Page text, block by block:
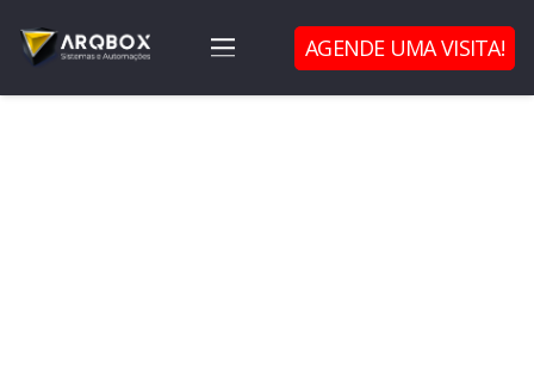
AGENDE UMA VISITA!